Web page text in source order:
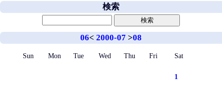
検索
06< 2000-07 >08
Sun Mon Tue Wed Thu Fri Sat
1